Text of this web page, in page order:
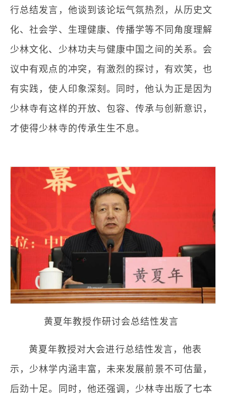
行总结发言，他谈到该论坛气氛热烈，从历史文
化、社会学、生理健康、传播学等不同角度理解
少林文化、少林功夫与健康中国之间的关系。会
议中有观点的冲突，有激烈的探讨，有欢笑，也
有实践，使人印象深刻。同时，他认为正是因为
少林寺有这样的开放、包容、传承与创新意识，
才使得少林寺的传承生生不息。
黄夏年教授作研讨会总结性发言
黄夏年教授对大会进行总结性发言，他表
示，少林学内涵丰富，未来发展前景不可估量，
后劲十足。同时，他还强调，少林寺出版了七本